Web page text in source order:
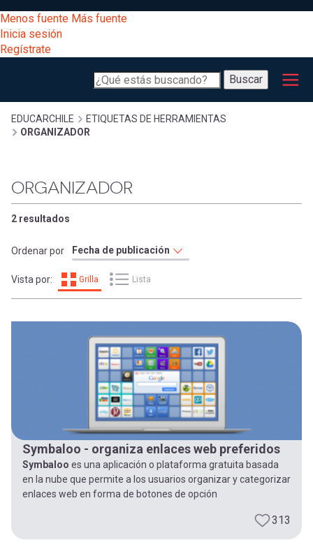
al
contenido
principal
[Educarchile
Escritorio]
entrar
a
mi
cuenta
Menos fuente Más fuente
Inicia sesión
Regístrate
Buscar
Buscar
Menú
principal
Desarrollo
Expand
Gestión
Comunidad
Expand
Exploración
[Educarchile
Mobile]
entrar
mi
sesión
Regístrate
Sobrescribir
enlaces
de
ayuda
a
navegación
EDUCARCHILE
ETIQUETAS DE HERRAMIENTAS
ORGANIZADOR
ORGANIZADOR
2 resultados
Ordenar por
Vista por: Grilla Lista
Symbaloo - organiza enlaces web preferidos
Symbaloo es una aplicación o plataforma gratuita basada
en la nube que permite a los usuarios organizar y categorizar
enlaces web en forma de botones de opción
313